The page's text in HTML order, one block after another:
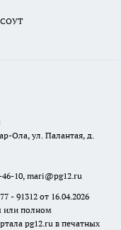
СОУТ
Ола, ул. Палантая, д.
10, mari@pg12.ru
- 91312 от 16.04.2026
или полном
pg12.ru в печатных